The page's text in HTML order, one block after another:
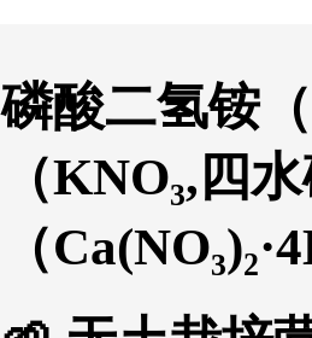
磷酸二氢铵
（KNO₃,四
（